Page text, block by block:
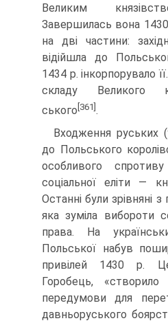
Великим
Завершилась вона 1430
на дві частини:
відійшла до
1434 р. інкорпорувало
складу Великого
ського [361] .
Входження руських
до Польського
особливого
соціальної еліти —
Останні були зрівняні
яка зуміла вибороти
права. На
Польської набув
привілей 1430 р.
Горобець, «створило
передумови для
давньоруського